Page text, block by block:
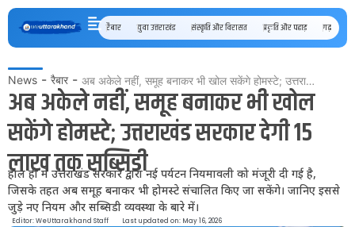
रैबार युवा उत्तराखंड संस्कृति और विरासत प्रकृति और पहाड़ गढ़ कुमाऊँ
News - रैबार - अब अकेले नहीं, समूह बनाकर भी खोल सकेंगे होमस्टे; उत्तराखंड सरकार देगी 15 लाख तक सब्सिडी
अब अकेले नहीं, समूह बनाकर भी खोल
सकेंगे होमस्टे; उत्तराखंड सरकार देगी 15
लाख तक सब्सिडी
हाल ही में उत्तराखंड सरकार द्वारा नई पर्यटन नियमावली को मंजूरी दी गई है,
जिसके तहत अब समूह बनाकर भी होमस्टे संचालित किए जा सकेंगे। जानिए इससे
जुड़े नए नियम और सब्सिडी व्यवस्था के बारे में।
Editor:WeUttarakhand Staff Last updated on: May 16, 2026